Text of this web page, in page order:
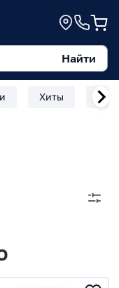
Найти
Хиты